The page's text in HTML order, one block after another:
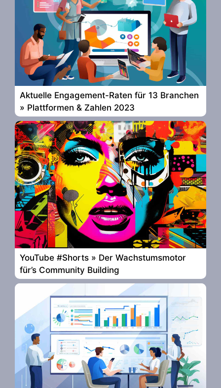
Aktuelle Engagement-Raten für 13 Branchen
» Plattformen & Zahlen 2023
YouTube #Shorts » Der Wachstumsmotor
für’s Community Building